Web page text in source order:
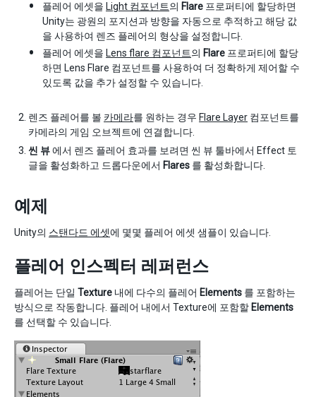
플레어 에셋을 Light 컴포넌트의 Flare 프로퍼티에 할당하면
Unity는 광원의 포지션과 방향을 자동으로 추적하고 해당 값
을 사용하여 렌즈 플레어의 형상을 설정합니다.
플레어 에셋을 Lens flare 컴포넌트의 Flare 프로퍼티에 할당
하면 Lens Flare 컴포넌트를 사용하여 더 정확하게 제어할 수
있도록 값을 추가 설정할 수 있습니다.
렌즈 플레어를 볼 카메라를 원하는 경우 Flare Layer 컴포넌트를
카메라의 게임 오브젝트에 연결합니다.
씬 뷰에서 렌즈 플레어 효과를 보려면 씬 뷰 툴바에서 Effect 토
글을 활성화하고 드롭다운에서 Flares 를 활성화합니다.
예제
Unity의 스탠다드 에셋에 몇몇 플레어 에셋 샘플이 있습니다.
플레어 인스펙터 레퍼런스
플레어는 단일 Texture 내에 다수의 플레어 Elements 를 포함하는
방식으로 작동합니다. 플레어 내에서 Texture에 포함할 Elements
를 선택할 수 있습니다.